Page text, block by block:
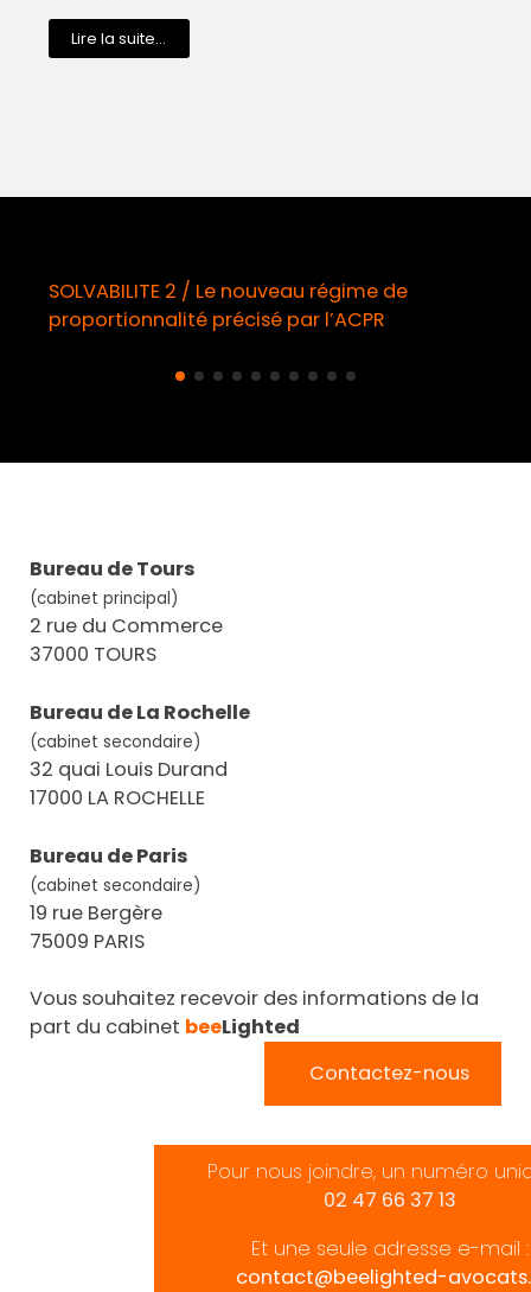
Lire la suite...
SOLVABILITE 2 / Le nouveau régime de
proportionnalité précisé par l’ACPR
Bureau de Tours
(cabinet principal)
2 rue du Commerce
37000 TOURS
Bureau de La Rochelle
(cabinet secondaire)
32 quai Louis Durand
17000 LA ROCHELLE
Bureau de Paris
(cabinet secondaire)
19 rue Bergère
75009 PARIS
Vous souhaitez recevoir des informations de la
part du cabinet beeLighted
Contactez-nous
Pour nous joindre, un numéro
02 47 66 37 13
Et une seule adresse e-mail :
contact@beelighted-